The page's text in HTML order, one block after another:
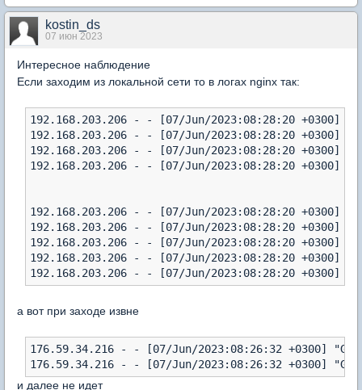
kostin_ds
07 июн 2023
Интересное наблюдение
Если заходим из локальной сети то в логах nginx так:
192.168.203.206 - - [07/Jun/2023:08:28:20 +0300]
192.168.203.206 - - [07/Jun/2023:08:28:20 +0300]
192.168.203.206 - - [07/Jun/2023:08:28:20 +0300]
192.168.203.206 - - [07/Jun/2023:08:28:20 +0300]
192.168.203.206 - - [07/Jun/2023:08:28:20 +0300]
192.168.203.206 - - [07/Jun/2023:08:28:20 +0300]
192.168.203.206 - - [07/Jun/2023:08:28:20 +0300]
192.168.203.206 - - [07/Jun/2023:08:28:20 +0300]
а вот при заходе извне
176.59.34.216 - - [07/Jun/2023:08:26:32 +0300]
и далее не идет